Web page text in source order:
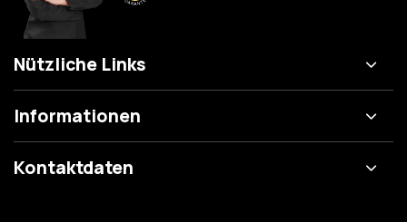
Nützliche Links
Informationen
Kontaktdaten